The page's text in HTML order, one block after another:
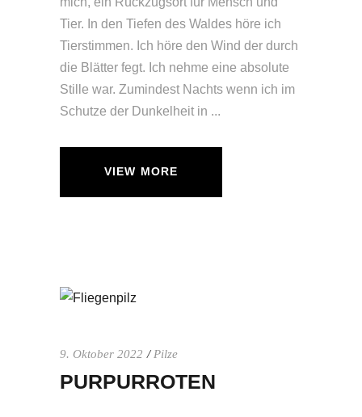
Tier. In den Tiefen des Waldes höre ich
Tierstimmen. Ich höre den Wind der durch
die Blätter fegt. Ich nehme eine absolute
Stille war. Zumindest Nachts wenn ich im
Schutze der Dunkelheit in
VIEW MORE
9. Oktober 2022 Pilze
PURPURROTEN